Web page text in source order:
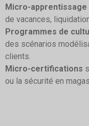
Micro-apprentissage
de vacances,
Programmes de
des scénarios
clients.
Micro-certifications
ou la sécurité en